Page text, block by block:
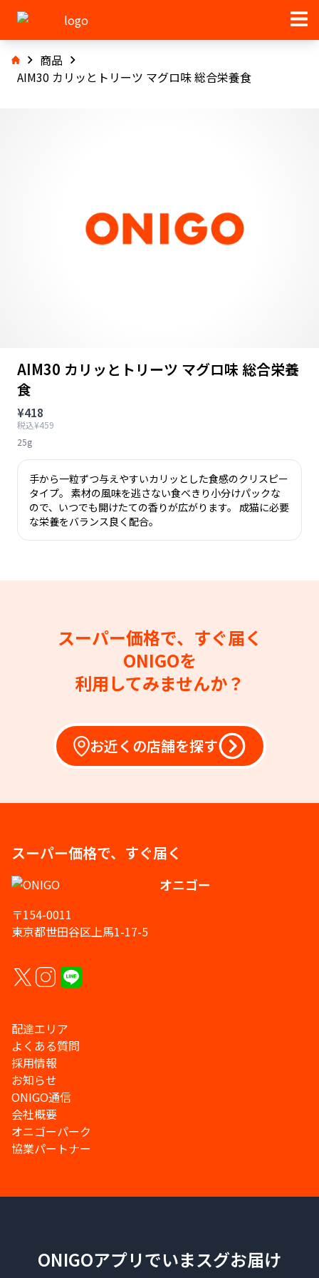
商品
AIM30 カリッとトリーツ マグロ味 総合栄養食
AIM30 カリッとトリーツ マグロ味 総合栄養
食
¥418
税込¥459
25g
手から一粒ずつ与えやすいカリッとした食感のクリスピー
タイプ。 素材の風味を逃さない食べきり小分けパックな
ので、いつでも開けたての香りが広がります。 成猫に必要
な栄養をバランス良く配合。
スーパー価格で、すぐ届く
ONIGOを
利用してみませんか？
お近くの店舗を探す
スーパー価格で、すぐ届く
オニゴー
〒154-0011
東京都世田谷区上馬1-17-5
配達エリア
よくある質問
採用情報
お知らせ
ONIGO通信
会社概要
オニゴーパーク
協業パートナー
ONIGOアプリでいまスグお届け